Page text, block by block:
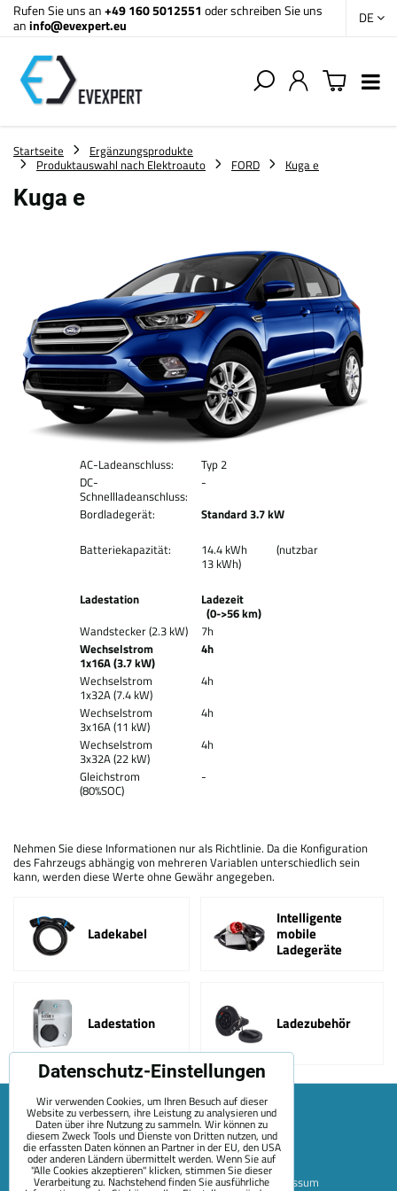
Rufen Sie uns an+49 160 5012551 oder schreiben Sie uns
aninfo@evexpert.eu DE
Startseite
Ergänzungsprodukte
Produktauswahl nach Elektroauto
FORD Kuga e
Kuga e
AC-Ladeanschluss:
Typ 2
DC-
Schnellladeanschluss:
-
Bordladegerät:
Standard 3.7 kW
Batteriekapazität:
14.4 kWh (nutzbar
13 kWh)
Ladestation
Ladezeit
(0->56 km)
Wandstecker (2.3 kW)
7h
Wechselstrom
1x16A (3.7 kW)
4h
Wechselstrom
1x32A (7.4 kW)
4h
Wechselstrom
3x16A (11 kW)
4h
Wechselstrom
3x32A (22 kW)
4h
Gleichstrom
(80%SOC)
-
Nehmen Sie diese Informationen nur als Richtlinie. Da die Konfiguration
des Fahrzeugs abhängig von mehreren Variablen unterschiedlich sein
kann, werden diese Werte ohne Gewähr angegeben.
Ladekabel
Intelligente
mobile
Ladegeräte
Ladestation Ladezubehör
Sitemap Allgemeine Geschäftsbedingungen Impressum
Datenschutz-Einstellungen
Wir verwenden Cookies, um Ihren Besuch auf dieser
Website zu verbessern, ihre Leistung zu analysieren und
Daten über ihre Nutzung zu sammeln. Wir können zu
diesem Zweck Tools und Dienste von Dritten nutzen, und
die erfassten Daten können an Partner in der EU, den USA
oder anderen Ländern übermittelt werden. Wenn Sie auf
"Alle Cookies akzeptieren" klicken, stimmen Sie dieser
Verarbeitung zu. Nachstehend finden Sie ausführliche